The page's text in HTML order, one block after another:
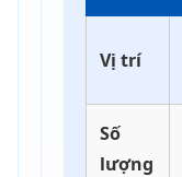
Vị trí
Số
lượng